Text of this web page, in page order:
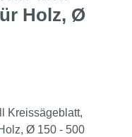
Holz, Ø